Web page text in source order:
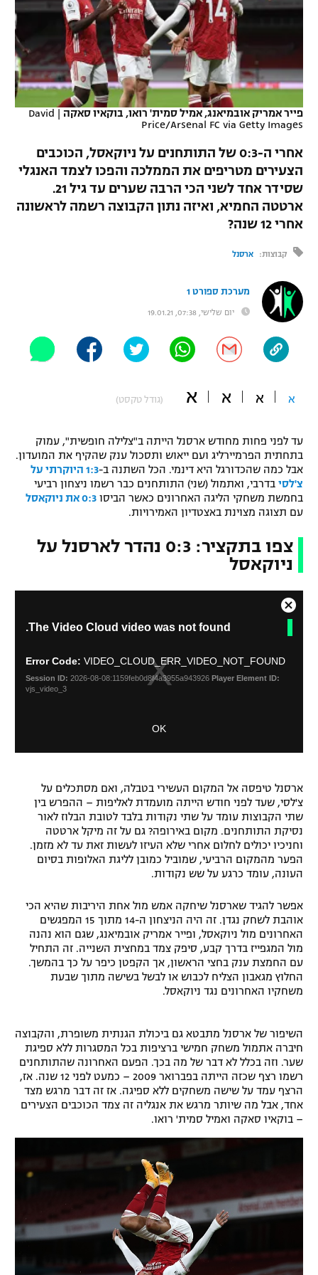
לוח שידורים
"מעל הליגה" – פודקאסט
"מחצית בשכונה" – פודקאסט
תקנון עבור פעילות אלקטרה
תקנון עבור פעילות ספורט 1 – "מרלן"
טניס
גיימינג E-Sports
תקנון פעילות ספורט 1
רשיון להקרנה פומבית לבית עסק
המגזין
נבחרת ישראל
בית"ר ירושלים
מכבי תל אביב
הפועל תל אביב
הפועל חיפה
הפועל באר שבע
מכבי נתניה
בני יהודה
ליגה ספרדית
ליגה איטלקית
ליגה צרפתית
ליגה טורקית
ליגה סינית
כדורסל נשים
מכבי תל אביב
הפועל חולון
הפועל ירושלים
דני אבדיה
כדוריד
כדורעף
ג'ודו
אגרוף
ספורט אולימפי
UFC
היאבקות WWE
אופניים
פוטבול אמריקאי NFL
בייסבול MLB
ספורט אתגרי ואקסטרים
אומנויות לחימה
פייר אמריק אובמיאנג, אמיל סמית' רואו, בוקאיו סאקה |
David
Price/Arsenal FC via Getty Images
אחרי ה-0:3 של התותחנים על ניוקאסל, הכוכבים
הצעירים מטריפים את הממלכה והפכו לצמד האנגלי
שסידר אחד לשני הכי הרבה שערים עד גיל 21.
ארטטה החמיא, ואיזה נתון הקבוצה רשמה לראשונה
אחרי 12 שנה?
קבוצות: ארסנל
מערכת ספורט 1
יום שלישי, 07:38, 19.01.21
א א א א (גודל טקסט)
עד לפני פחות מחודש ארסנל הייתה ב"צלילה חופשית", עמוק
בתחתית הפרמיירליג ועם ייאוש ותסכול ענק שהקיף את המועדון.
אבל כמה שהכדורגל היא דינמי. הכל השתנה ב-
1:3 היוקרתי על
צ'לסי בדרבי, ואתמול (שני) התותחנים כבר רשמו ניצחון רביעי
בחמשת משחקי הליגה האחרונים כאשר הביסו 0:3 את ניוקאסל
עם תצוגה מצוינת באצטדיון האמירויות.
צפו בתקציר: 0:3 נהדר לארסנל על
ניוקאסל
w
i
n
d
o
w
.
The Video Cloud video was not found.
Error Code: VIDEO_CLOUD_ERR_VIDEO_NOT_FOUND
Session ID: 2026-08-08:1159feb0d8f4a3955a943926 Player Element ID:
vjs_video_3
OK
C
s
a
l
o
g
ארסנל טיפסה אל המקום העשירי בטבלה, ואם מסתכלים על
צ'לסי, שעד לפני חודש הייתה מועמדת לאליפות – ההפרש בין
שתי הקבוצות עומד על שתי נקודות בלבד לטובת הבלוז לאור
נסיקת התותחנים. מקום באירופה? גם על זה מיקל ארטטה
וחניכיו יכולים לחלום אחרי שלא העיזו לעשות זאת עד לא מזמן.
הפער מהמקום הרביעי, שמוביל כמובן לליגת האלופות בסיום
העונה, עומד כרגע על שש נקודות.
אפשר להגיד שארסנל שיחקה אמש מול אחת היריבות שהיא הכי
אוהבת לשחק נגדן. זה היה הניצחון ה-14 מתוך 15 המפגשים
האחרונים מול ניוקאסל, ופייר אמריק אובמיאנג, שגם הוא נהנה
מול המגפייז בדרך קבע, סיפק צמד במחצית השנייה. זה התחיל
עם החמצת ענק בחצי הראשון, אך הקפטן כיפר על כך בהמשך.
החלוץ מגאבון הצליח לכבוש או לבשל בשישה מתוך שבעת
משחקיו האחרונים נגד ניוקאסל.
השיפור של ארסנל מתבטא גם ביכולת הגנתית משופרת, והקבוצה
חיברה אתמול משחק חמישי ברציפות בכל המסגרות ללא ספיגת
שער. וזה בכלל לא דבר של מה בכך. הפעם האחרונה שהתותחנים
רשמו רצף שכזה הייתה בפברואר 2009 – כמעט לפני 12 שנה. אז,
הרצף עמד על שישה משחקים ללא ספיגה. אז זה דבר מרגש מצד
אחד, אבל מה שיותר מרגש את אנגליה זה צמד הכוכבים הצעירים
– בוקאיו סאקה ואמיל סמית' רואו.